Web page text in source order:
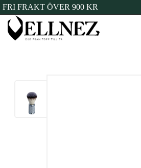
FRI FRAKT ÖVER 900 KR